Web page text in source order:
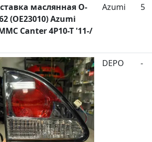
[6]
[33]
[51]
[743]
[119]
[43]
[16]
[356]
[125]
маслянная O-
(OE23010) Azumi
Canter 4P10-T '11-/
Azumi 5
DEPO -